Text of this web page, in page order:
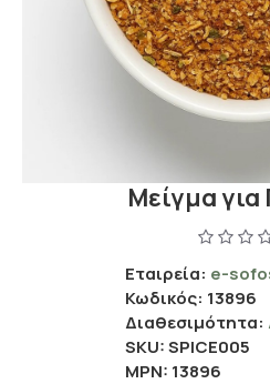
Μείγμα
Εταιρεία: e-
Κωδικός: 13896
Διαθεσιμότητα:
SKU:SPICE005
MPN: 13896